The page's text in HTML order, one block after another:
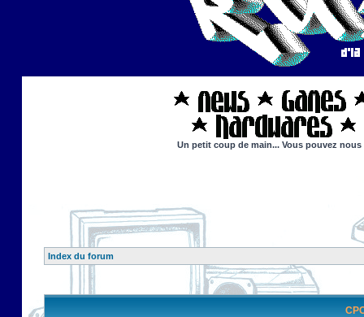
Un petit coup de main... Vous pouvez
Index du forum